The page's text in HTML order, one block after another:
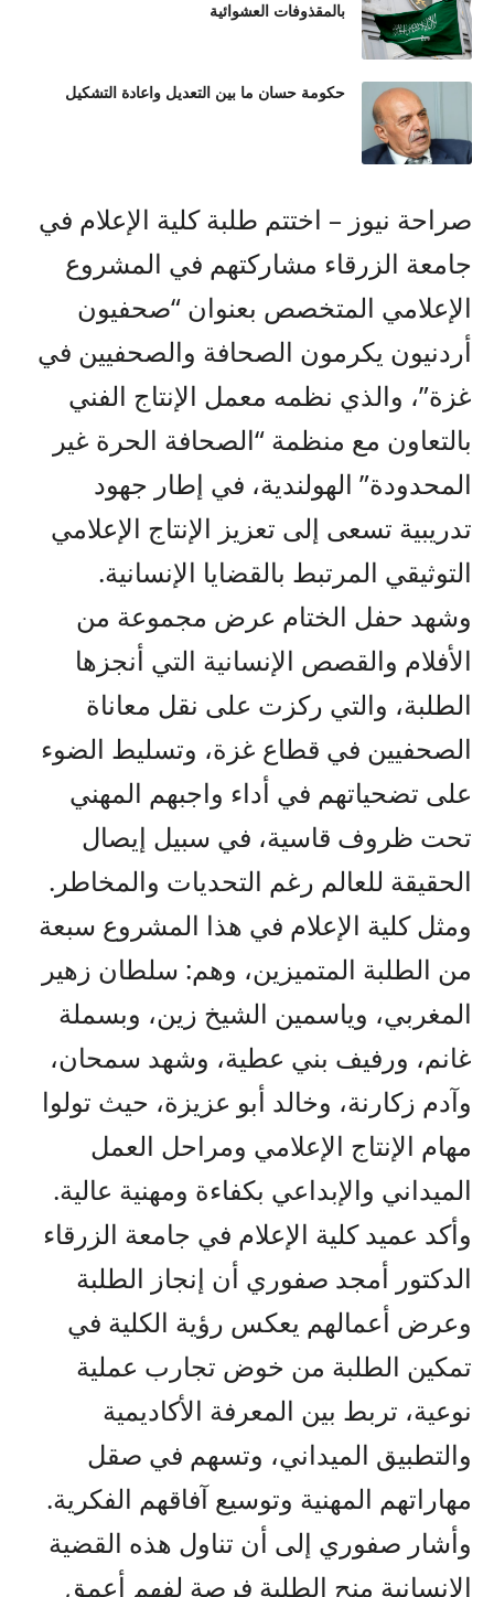
بالمقذوفات العشوائية
حكومة حسان ما بين التعديل واعادة التشكيل
صراحة نيوز – اختتم طلبة كلية الإعلام في
جامعة الزرقاء مشاركتهم في المشروع
الإعلامي المتخصص بعنوان “صحفيون
أردنيون يكرمون الصحافة والصحفيين في
غزة”، والذي نظمه معمل الإنتاج الفني
بالتعاون مع منظمة “الصحافة الحرة غير
المحدودة” الهولندية، في إطار جهود
تدريبية تسعى إلى تعزيز الإنتاج الإعلامي
التوثيقي المرتبط بالقضايا الإنسانية.
وشهد حفل الختام عرض مجموعة من
الأفلام والقصص الإنسانية التي أنجزها
الطلبة، والتي ركزت على نقل معاناة
الصحفيين في قطاع غزة، وتسليط الضوء
على تضحياتهم في أداء واجبهم المهني
تحت ظروف قاسية، في سبيل إيصال
الحقيقة للعالم رغم التحديات والمخاطر.
ومثل كلية الإعلام في هذا المشروع سبعة
من الطلبة المتميزين، وهم: سلطان زهير
المغربي، وياسمين الشيخ زين، وبسملة
غانم، ورفيف بني عطية، وشهد سمحان،
وآدم زكارنة، وخالد أبو عزيزة، حيث تولوا
مهام الإنتاج الإعلامي ومراحل العمل
الميداني والإبداعي بكفاءة ومهنية عالية.
وأكد عميد كلية الإعلام في جامعة الزرقاء
الدكتور أمجد صفوري أن إنجاز الطلبة
وعرض أعمالهم يعكس رؤية الكلية في
تمكين الطلبة من خوض تجارب عملية
نوعية، تربط بين المعرفة الأكاديمية
والتطبيق الميداني، وتسهم في صقل
مهاراتهم المهنية وتوسيع آفاقهم الفكرية.
وأشار صفوري إلى أن تناول هذه القضية
الإنسانية منح الطلبة فرصة لفهم أعمق